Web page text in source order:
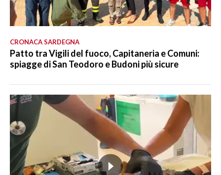
CRONACA SARDEGNA
Patto tra Vigili del fuoco, Capitaneria e Comuni:
spiagge di San Teodoro e Budoni più sicure